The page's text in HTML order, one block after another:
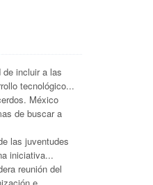
de incluir a las
tecnológico...
México
de buscar a
las juventudes
iniciativa...
reunión del